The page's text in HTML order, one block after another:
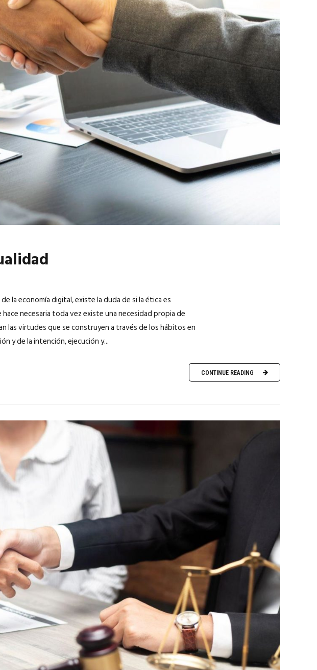
la economía digital, existe la duda de si la ética es
hace necesaria toda vez existe una necesidad propia de
las virtudes que se construyen a través de los hábitos en
y de la intención, ejecución y...
CONTINUE READING